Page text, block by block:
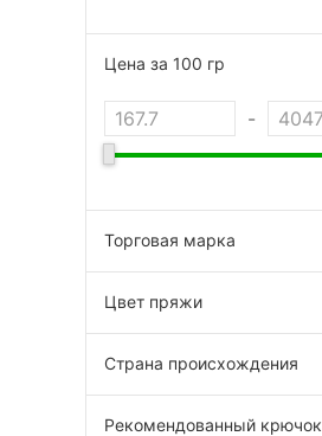
Цена за 100 гр
-
Торговая марка
Цвет пряжи
Страна происхождения
Рекомендованный крючок